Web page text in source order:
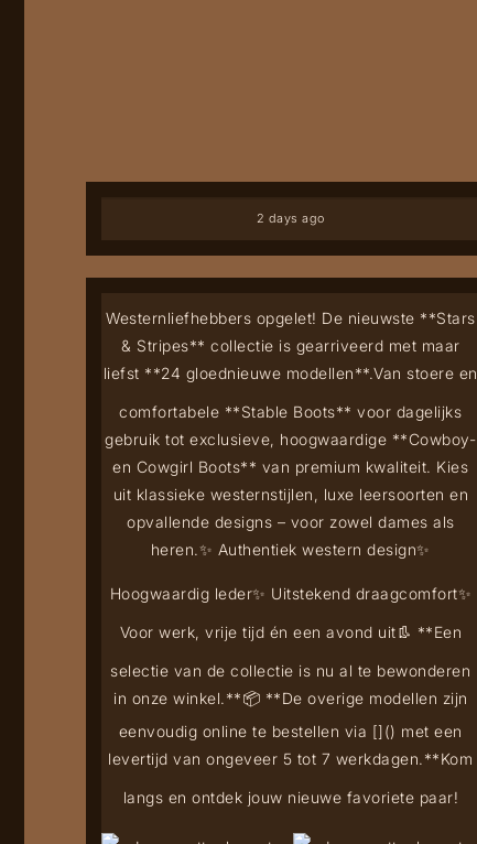
2 days ago
Westernliefhebbers opgelet! De nieuwste **Stars
& Stripes** collectie is gearriveerd met maar
liefst **24 gloednieuwe modellen**.Van stoere en
comfortabele **Stable Boots** voor dagelijks
gebruik tot exclusieve, hoogwaardige **Cowboy-
en Cowgirl Boots** van premium kwaliteit. Kies
uit klassieke westernstijlen, luxe leersoorten en
opvallende designs – voor zowel dames als
heren.✨ Authentiek western design✨
Hoogwaardig leder✨ Uitstekend draagcomfort✨
Voor werk, vrije tijd én een avond uit👢 **Een
selectie van de collectie is nu al te bewonderen
in onze winkel.**📦 **De overige modellen zijn
eenvoudig online te bestellen via []() met een
levertijd van ongeveer 5 tot 7 werkdagen.**Kom
langs en ontdek jouw nieuwe favoriete paar!